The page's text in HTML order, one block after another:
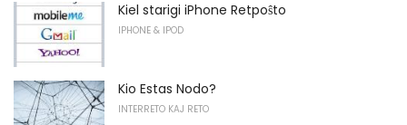
Kiel starigi iPhone Retpoŝto
IPHONE & IPOD
Kio Estas Nodo?
INTERRETO KAJ RETO